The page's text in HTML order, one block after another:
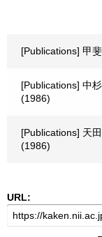
[Publications] 甲
[Publications] 中
(1986)
[Publications] 天
(1986)
URL: